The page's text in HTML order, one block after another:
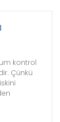
kontrol
Çünkü